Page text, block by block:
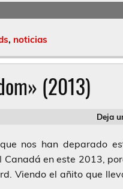
, noticias
(2013)
Deja
nos han deparado
en este 2013,
Viendo el añito que